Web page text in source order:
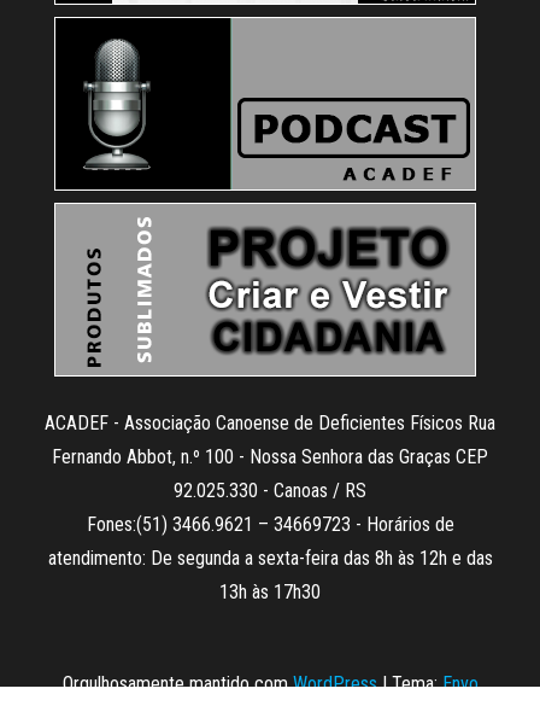
ACADEF - Associação Canoense de Deficientes Físicos Rua
Fernando Abbot, n.º 100 - Nossa Senhora das Graças CEP
92.025.330 - Canoas / RS
Fones:(51) 3466.9621 – 34669723 - Horários de
atendimento: De segunda a sexta-feira das 8h às 12h e das
13h às 17h30
Orgulhosamente mantido comWordPress |Tema:Envo